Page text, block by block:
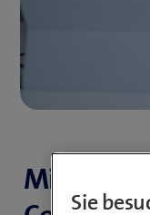
Mit
Sie